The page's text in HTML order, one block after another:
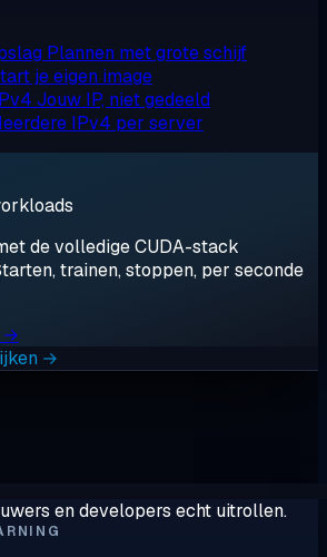
Plannen met grote schijf
je eigen image
Jouw IP, niet gedeeld
IPv4 per server
de volledige CUDA-stack
trainen, stoppen, per seconde
→
→
en developers echt uitrollen.